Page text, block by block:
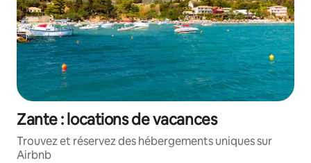
Zante : locations de vacances
Trouvez et réservez des hébergements uniques sur
Airbnb